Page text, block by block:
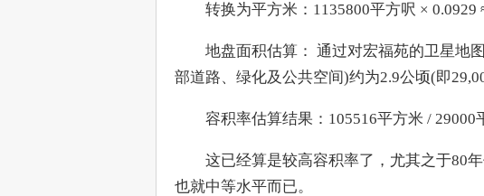
转换为平方米：1135800平方呎 × 0.0929 ≈
地盘面积估算： 通过对宏福苑的卫星地
部道路、绿化及公共空间)约为2.9公顷(即
容积率估算结果：105516平方米 / 29000
这已经算是较高容积率了，尤其之于80年
也就中等水平而已。